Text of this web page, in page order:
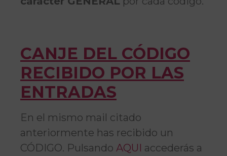
CANJE DEL CÓDIGO
RECIBIDO POR LAS
ENTRADAS
En el mismo mail citado
anteriormente has recibido un
CÓDIGO. Pulsando AQUI accederás a